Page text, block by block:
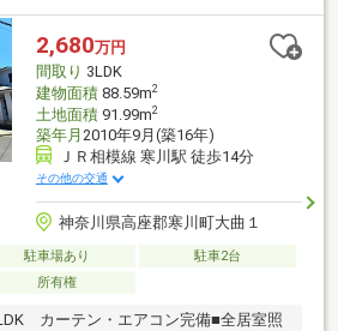
2,680万円
間取り 3LDK
建物面積88.59m2
土地面積91.99m2
築年月 2010年9月(築16年)
ＪＲ相模線 寒川駅 徒歩14分
その他の交通
神奈川県高座郡寒川町大曲１
駐車場あり
駐車2台
所有権
カーテン・エアコン完備■全居室照